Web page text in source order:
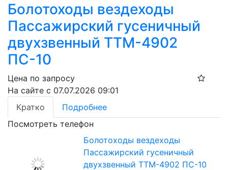
Болотоходы вездеходы
Пассажирский гусеничный
двухзвенный ТТМ-4902
ПС-10
Цена по запросу
На сайте с 07.07.2026 09:01
Кратко
Подробнее
Посмотреть телефон
Болотоходы вездеходы
Пассажирский гусеничный
двухзвенный ТТМ-4902 ПС-10